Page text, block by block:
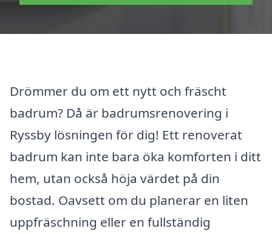
Drömmer du om ett nytt och fräscht
badrum? Då är badrumsrenovering i
Ryssby lösningen för dig! Ett renoverat
badrum kan inte bara öka komforten i ditt
hem, utan också höja värdet på din
bostad. Oavsett om du planerar en liten
uppfräschning eller en fullständig